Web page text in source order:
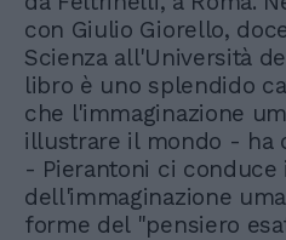
con Giulio Giorello,
Scienza all'Università
libro è uno splendido
che l'immaginazione
illustrare il mondo - ha
- Pierantoni ci conduce
dell'immaginazione
forme del "pensiero